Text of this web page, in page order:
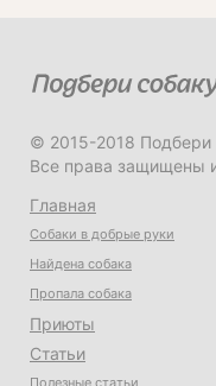
© 2015-2018 Подбери
Все права защищены
Главная
Собаки в добрые руки
Найдена собака
Пропала собака
Приюты
Статьи
Полезные статьи